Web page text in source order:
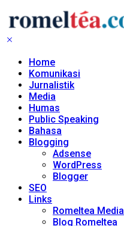
Home
Komunikasi
Jurnalistik
Media
Humas
Public Speaking
Bahasa
Blogging
Adsense
WordPress
Blogger
SEO
Links
Romeltea Media
Blog Romeltea